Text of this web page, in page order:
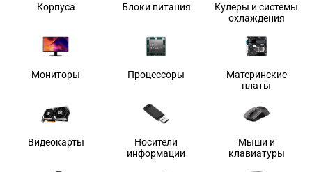
Корпуса Блоки питания
Кулеры и системы
охлаждения
Мониторы Процессоры
Материнские
платы
Видеокарты
Носители
информации
Мыши и
клавиатуры